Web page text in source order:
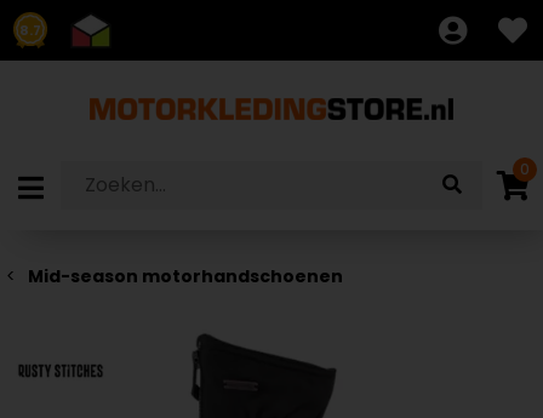
8.7
0
Mid-season motorhandschoenen